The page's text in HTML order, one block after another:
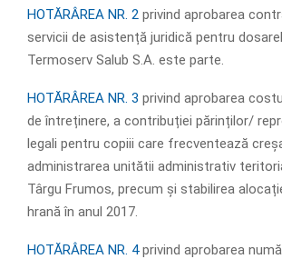
HOTĂRÂREA NR. 2 privind aprobarea
servicii de asistență juridică pentru
Termoserv Salub S.A. este parte.
HOTĂRÂREA NR. 3 privind aprobarea
de întreținere, a contribuției părinților/
legali pentru copiii care frecventează
administrarea unitătii administrativ
Târgu Frumos, precum și stabilirea
hrană în anul 2017.
HOTĂRÂREA NR. 4privind aprobarea